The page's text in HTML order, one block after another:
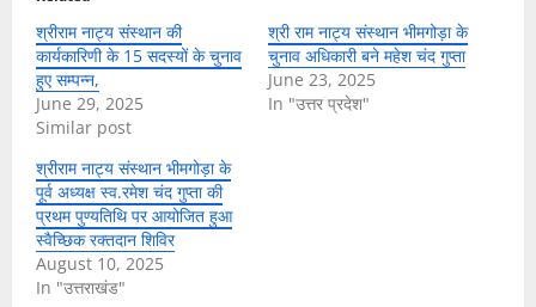
श्रीराम नाट्य संस्थान की
कार्यकारिणी के 15 सदस्यों के चुनाव
हुए सम्पन्न,
June 29, 2025
Similar post
श्री राम नाट्य संस्थान भीमगोड़ा के
चुनाव अधिकारी बने महेश चंद गुप्ता
June 23, 2025
In "उत्तर प्रदेश"
श्रीराम नाट्य संस्थान भीमगोड़ा के
पूर्व अध्यक्ष स्व.रमेश चंद गुप्ता की
प्रथम पुण्यतिथि पर आयोजित हुआ
स्वैच्छिक रक्तदान शिविर
August 10, 2025
In "उत्तराखंड"